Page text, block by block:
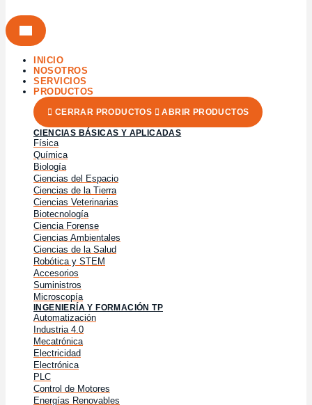
INICIO
NOSOTROS
SERVICIOS
PRODUCTOS
CERRAR PRODUCTOS ABRIR PRODUCTOS
CIENCIAS BÁSICAS Y APLICADAS
Física
Química
Biología
Ciencias del Espacio
Ciencias de la Tierra
Ciencias Veterinarias
Biotecnología
Ciencia Forense
Ciencias Ambientales
Ciencias de la Salud
Robótica y STEM
Accesorios
Suministros
Microscopía
INGENIERÍA Y FORMACIÓN TP
Automatización
Industria 4.0
Mecatrónica
Electricidad
Electrónica
PLC
Control de Motores
Energías Renovables